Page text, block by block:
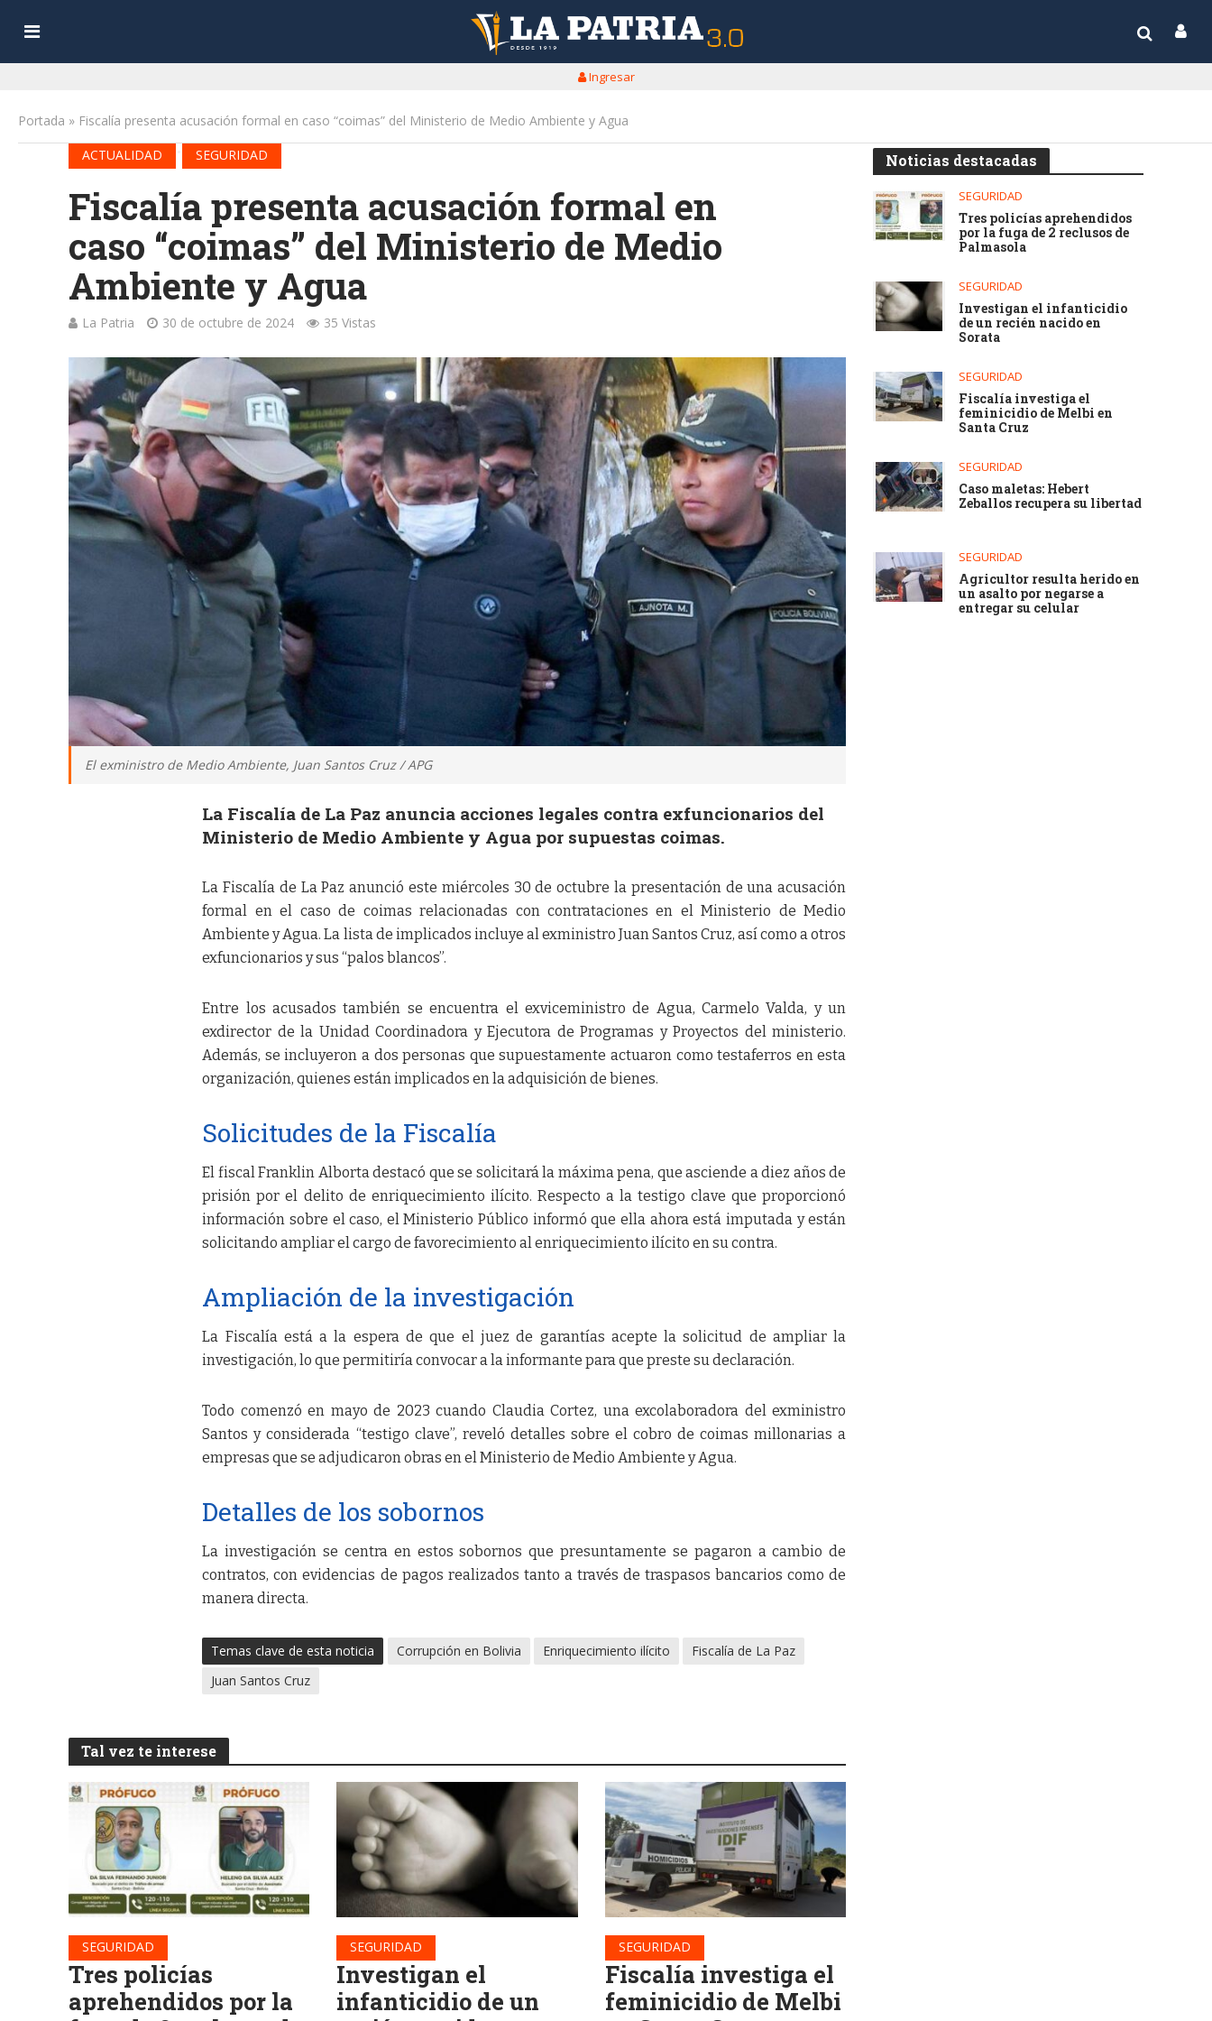
Ingresar
Portada » Fiscalía presenta acusación formal en caso “coimas” del Ministerio de Medio Ambiente y Agua
ACTUALIDAD
SEGURIDAD
Fiscalía presenta acusación formal en
caso “coimas” del Ministerio de Medio
Ambiente y Agua
La Patria 30 de octubre de 2024 35 Vistas
El exministro de Medio Ambiente, Juan Santos Cruz / APG
La Fiscalía de La Paz anuncia acciones legales contra exfuncionarios del
Ministerio de Medio Ambiente y Agua por supuestas coimas.
La Fiscalía de La Paz anunció este miércoles 30 de octubre la presentación de una acusación
formal en el caso de coimas relacionadas con contrataciones en el Ministerio de Medio
Ambiente y Agua. La lista de implicados incluye al exministro Juan Santos Cruz, así como a otros
exfuncionarios y sus “palos blancos”.
Entre los acusados también se encuentra el exviceministro de Agua, Carmelo Valda, y un
exdirector de la Unidad Coordinadora y Ejecutora de Programas y Proyectos del ministerio.
Además, se incluyeron a dos personas que supuestamente actuaron como testaferros en esta
organización, quienes están implicados en la adquisición de bienes.
Solicitudes de la Fiscalía
El fiscal Franklin Alborta destacó que se solicitará la máxima pena, que asciende a diez años de
prisión por el delito de enriquecimiento ilícito. Respecto a la testigo clave que proporcionó
información sobre el caso, el Ministerio Público informó que ella ahora está imputada y están
solicitando ampliar el cargo de favorecimiento al enriquecimiento ilícito en su contra.
Ampliación de la investigación
La Fiscalía está a la espera de que el juez de garantías acepte la solicitud de ampliar la
investigación, lo que permitiría convocar a la informante para que preste su declaración.
Todo comenzó en mayo de 2023 cuando Claudia Cortez, una excolaboradora del exministro
Santos y considerada “testigo clave”, reveló detalles sobre el cobro de coimas millonarias a
empresas que se adjudicaron obras en el Ministerio de Medio Ambiente y Agua.
Detalles de los sobornos
La investigación se centra en estos sobornos que presuntamente se pagaron a cambio de
contratos, con evidencias de pagos realizados tanto a través de traspasos bancarios como de
manera directa.
Temas clave de esta noticia Corrupción en Bolivia Enriquecimiento ilícito
Fiscalía de La Paz
Juan Santos Cruz
Tal vez te interese
SEGURIDAD
Tres policías
aprehendidos por la
SEGURIDAD
Investigan el
infanticidio de un
SEGURIDAD
Fiscalía investiga el
feminicidio de Melbi
Noticias destacadas
SEGURIDAD
Tres policías aprehendidos
por la fuga de 2 reclusos de
Palmasola
SEGURIDAD
Investigan el infanticidio
de un recién nacido en
Sorata
SEGURIDAD
Fiscalía investiga el
feminicidio de Melbi en
Santa Cruz
SEGURIDAD
Caso maletas: Hebert
Zeballos recupera su libertad
SEGURIDAD
Agricultor resulta herido en
un asalto por negarse a
entregar su celular